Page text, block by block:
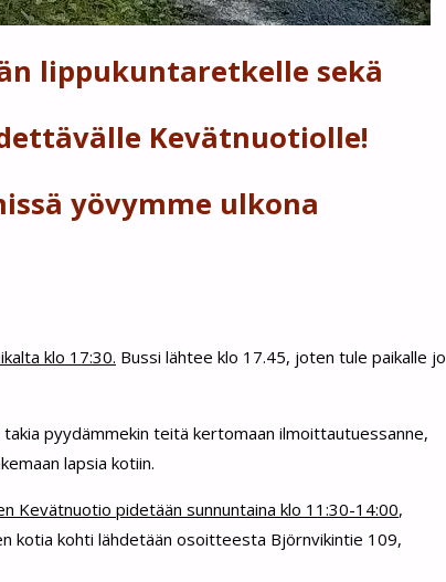
lippukuntaretkelle sekä
Kevätnuotiolle!
yövymme ulkona
klo 17:30. Bussi lähtee klo 17.45, joten tule paikalle jo
pyydämmekin teitä kertomaan ilmoittautuessanne,
lapsia kotiin.
Kevätnuotio pidetään sunnuntaina klo 11:30-14:00,
kotia kohti lähdetään osoitteesta Björnvikintie 109,